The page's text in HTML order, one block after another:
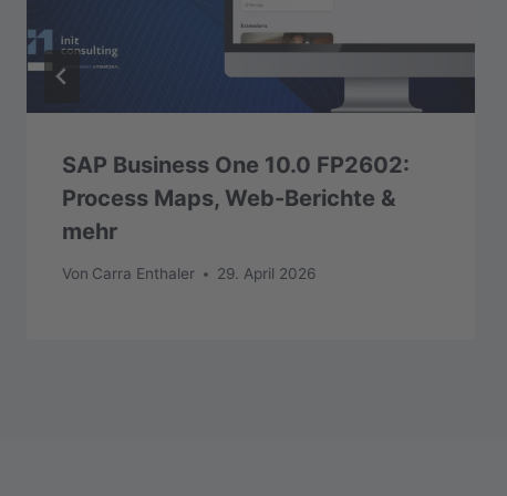
SAP Business One 10.0 FP2602:
Process Maps, Web-Berichte &
mehr
Von Carra Enthaler 29. April 2026